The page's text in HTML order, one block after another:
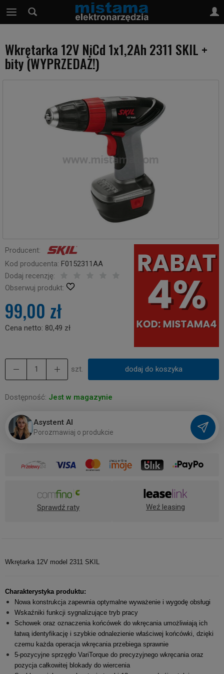
Wkrętarka 12V NiCd 1x1,2Ah 2311 SKIL +
bity (WYPRZEDAŻ!)
Producent:
Kod producenta: F0152311AA
Dodaj recenzję:
Obserwuj produkt:
99,00 zł
Cena netto: 80,49 zł
szt. dodaj do koszyka
Dostępność: Jest w magazynie
Asystent AI
Porozmawiaj o produkcie
Sprawdź raty Weź leasing
Wkrętarka 12V model 2311 SKIL
Charakterystyka produktu:
Nowa konstrukcja zapewnia optymalne wyważenie i wygodę obsługi
Wskaźniki funkcji sygnalizujące tryb pracy
Schowek oraz oznaczenia końcówek do wkręcania umożliwiają ich
łatwą identyfikację i szybkie odnalezienie właściwej końcówki, dzięki
czemu każda operacja wkręcania przebiega sprawnie
5-pozycyjne sprzęgło VariTorque do precyzyjnego wkręcania oraz
pozycja całkowitej blokady do wiercenia